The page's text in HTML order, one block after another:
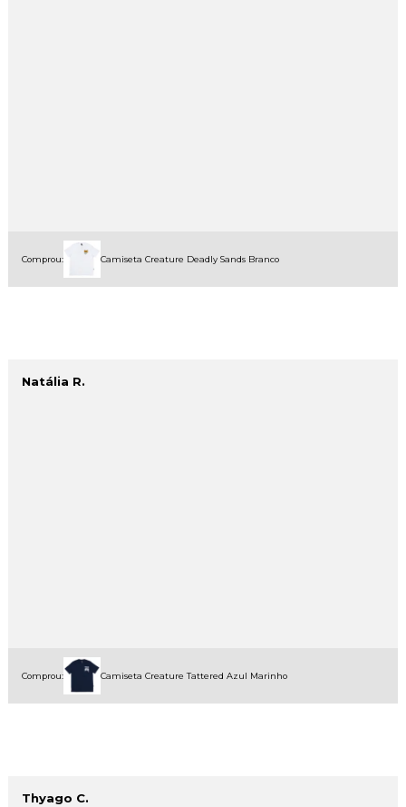
Comprou: Camiseta Creature Deadly Sands Branco
Natália R.
Comprou: Camiseta Creature Tattered Azul Marinho
Thyago C.